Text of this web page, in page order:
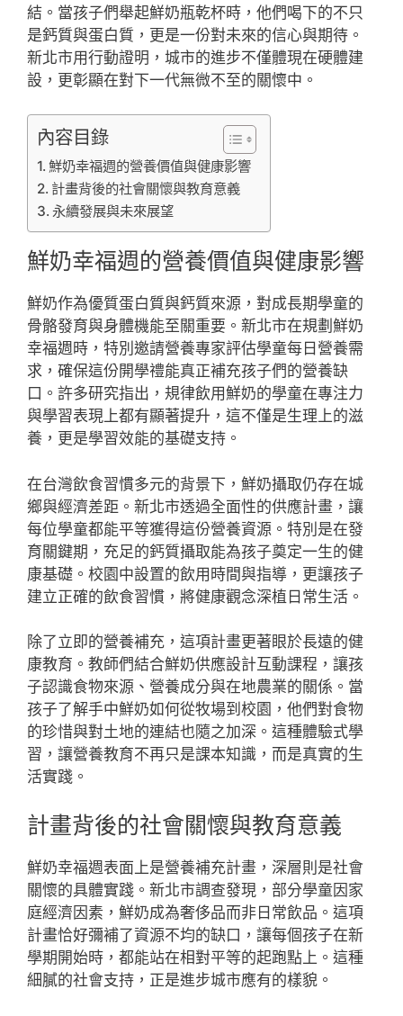
結。當孩子們舉起鮮奶瓶乾杯時，他們喝下的不只
是鈣質與蛋白質，更是一份對未來的信心與期待。
新北市用行動證明，城市的進步不僅體現在硬體建
設，更彰顯在對下一代無微不至的關懷中。
內容目錄
鮮奶幸福週的營養價值與健康影響
計畫背後的社會關懷與教育意義
永續發展與未來展望
鮮奶幸福週的營養價值與健康影響
鮮奶作為優質蛋白質與鈣質來源，對成長期學童的
骨骼發育與身體機能至關重要。新北市在規劃鮮奶
幸福週時，特別邀請營養專家評估學童每日營養需
求，確保這份開學禮能真正補充孩子們的營養缺
口。許多研究指出，規律飲用鮮奶的學童在專注力
與學習表現上都有顯著提升，這不僅是生理上的滋
養，更是學習效能的基礎支持。
在台灣飲食習慣多元的背景下，鮮奶攝取仍存在城
鄉與經濟差距。新北市透過全面性的供應計畫，讓
每位學童都能平等獲得這份營養資源。特別是在發
育關鍵期，充足的鈣質攝取能為孩子奠定一生的健
康基礎。校園中設置的飲用時間與指導，更讓孩子
建立正確的飲食習慣，將健康觀念深植日常生活。
除了立即的營養補充，這項計畫更著眼於長遠的健
康教育。教師們結合鮮奶供應設計互動課程，讓孩
子認識食物來源、營養成分與在地農業的關係。當
孩子了解手中鮮奶如何從牧場到校園，他們對食物
的珍惜與對土地的連結也隨之加深。這種體驗式學
習，讓營養教育不再只是課本知識，而是真實的生
活實踐。
計畫背後的社會關懷與教育意義
鮮奶幸福週表面上是營養補充計畫，深層則是社會
關懷的具體實踐。新北市調查發現，部分學童因家
庭經濟因素，鮮奶成為奢侈品而非日常飲品。這項
計畫恰好彌補了資源不均的缺口，讓每個孩子在新
學期開始時，都能站在相對平等的起跑點上。這種
細膩的社會支持，正是進步城市應有的樣貌。